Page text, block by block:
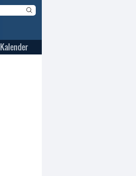
Kalender